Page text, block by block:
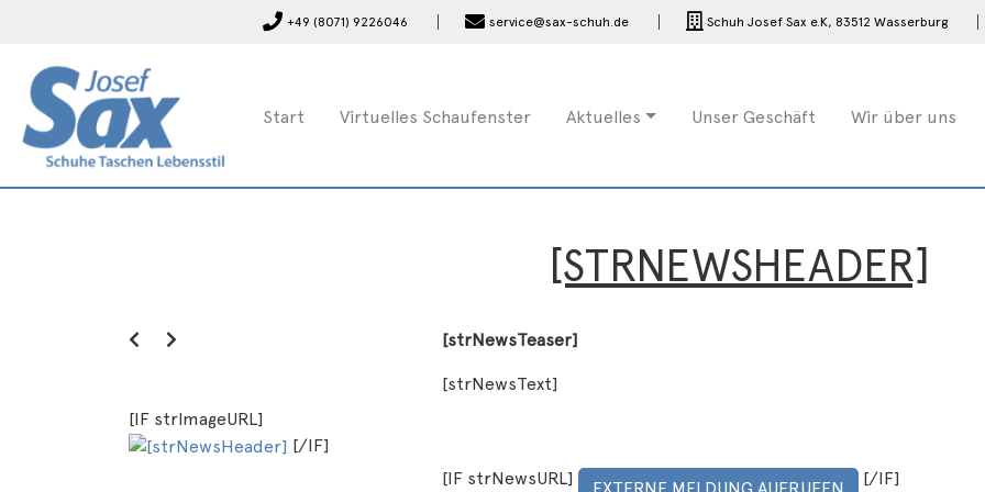
+49 (8071) 9226046 service@sax-schuh.de Schuh Josef Sax e.K, 83512 Wasserburg
Start Virtuelles Schaufenster Aktuelles Unser Geschäft Wir über uns
[STRNEWSHEADER]
[IF strImageURL]
[/IF]
[strNewsTeaser]
[strNewsText]
[IF strNewsURL] [/IF]